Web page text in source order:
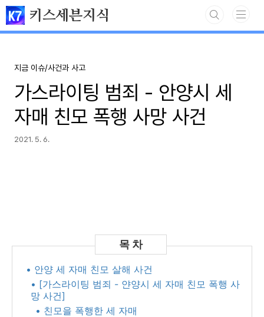
본문 바로가기
키스세븐지식
지금 이슈/사건과 사고
가스라이팅 범죄 - 안양시 세
자매 친모 폭행 사망 사건
2021. 5. 6.
• 안양 세 자매 친모 살해 사건
• [가스라이팅 범죄 - 얀양시 세 자매 친모 폭행 사
망 사건]
• 친모을 폭행한 세 자매